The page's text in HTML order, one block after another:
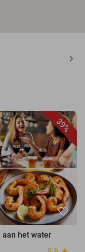
39%
favorite_border
aan het water